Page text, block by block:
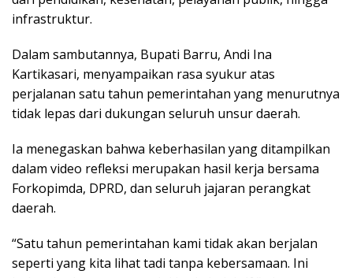
infrastruktur.
Dalam sambutannya, Bupati Barru, Andi Ina
Kartikasari, menyampaikan rasa syukur atas
perjalanan satu tahun pemerintahan yang menurutnya
tidak lepas dari dukungan seluruh unsur daerah.
Ia menegaskan bahwa keberhasilan yang ditampilkan
dalam video refleksi merupakan hasil kerja bersama
Forkopimda, DPRD, dan seluruh jajaran perangkat
daerah.
“Satu tahun pemerintahan kami tidak akan berjalan
seperti yang kita lihat tadi tanpa kebersamaan. Ini